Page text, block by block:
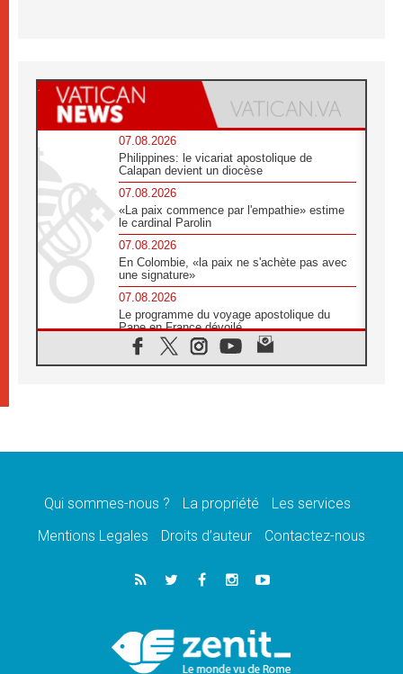
07.08.2026
Philippines: le vicariat apostolique de
Calapan devient un diocèse
07.08.2026
«La paix commence par l'empathie» estime
le cardinal Parolin
07.08.2026
En Colombie, «la paix ne s'achète pas avec
une signature»
07.08.2026
Le programme du voyage apostolique du
Pape en France dévoilé
07.08.2026
1ère Conférence continentale sur l'éducation
07.08.2026
07.08.2026
lancement des «dix jours de prière pour la
06.08.2026
Préparatifs des JMJ 2027 à Séoul: «c'est
Chrétiens et confucéens: respect et sagesse
pour relever les «défis urgents»
Qui sommes-nous ? La propriété
Les services
Mentions Legales
Droits d’auteur Contactez-nous